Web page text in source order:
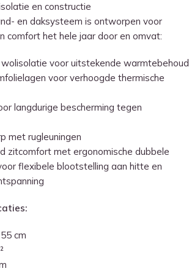
en constructie
en daksysteem is ontworpen voor
comfort het hele jaar door en omvat:
voor uitstekende warmtebehoud
voor verhoogde thermische
langdurige bescherming tegen
met rugleuningen
zitcomfort met ergonomische dubbele
flexibele blootstelling aan hitte en
cm